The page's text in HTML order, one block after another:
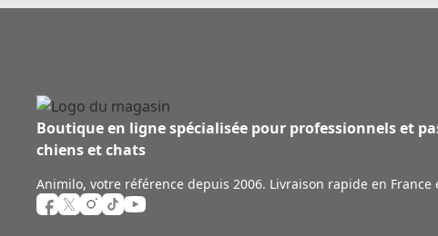
Boutique en ligne spécialisée pour professionnels et
chiens et chats
Animilo, votre référence depuis 2006. Livraison rapide en France